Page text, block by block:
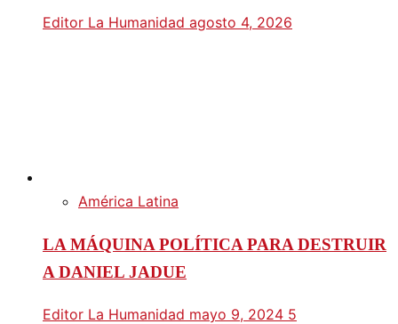
Editor La Humanidad agosto 4, 2026
América Latina
LA MÁQUINA POLÍTICA PARA DESTRUIR
A DANIEL JADUE
Editor La Humanidad mayo 9, 2024 5